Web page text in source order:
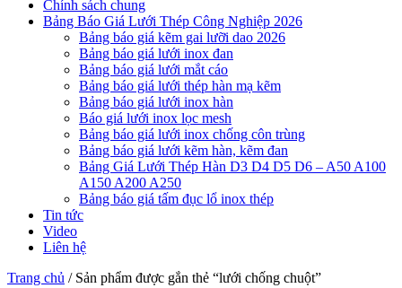
Chính sách chung
Bảng Báo Giá Lưới Thép Công Nghiệp 2026
Bảng báo giá kẽm gai lưỡi dao 2026
Bảng báo giá lưới inox đan
Bảng báo giá lưới mắt cáo
Bảng báo giá lưới thép hàn mạ kẽm
Bảng báo giá lưới inox hàn
Báo giá lưới inox lọc mesh
Bảng báo giá lưới inox chống côn trùng
Bảng báo giá lưới kẽm hàn, kẽm đan
Bảng Giá Lưới Thép Hàn D3 D4 D5 D6 – A50 A100
A150 A200 A250
Bảng báo giá tấm đục lổ inox thép
Tin tức
Video
Liên hệ
Trang chủ / Sản phẩm được gắn thẻ “lưới chống chuột”